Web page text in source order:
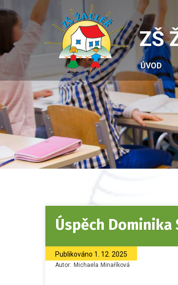
ZŠ
ÚVOD
Úspěch
Publikováno 1. 12. 2025
Autor: Michaela Minaříková